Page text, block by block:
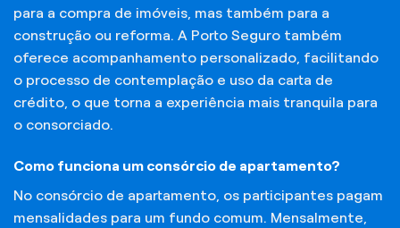
para a compra de imóveis, mas também para a
construção ou reforma. A Porto Seguro também
oferece acompanhamento personalizado, facilitando
o processo de contemplação e uso da carta de
crédito, o que torna a experiência mais tranquila para
o consorciado.
Como funciona um consórcio de apartamento?
No consórcio de apartamento, os participantes pagam
mensalidades para um fundo comum. Mensalmente,